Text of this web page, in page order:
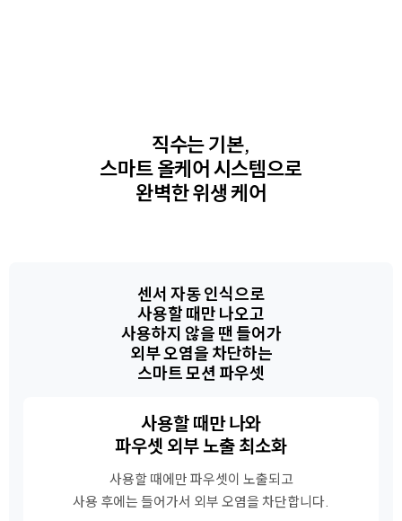
직수는 기본,
스마트 올케어 시스템으로
완벽한 위생 케어
센서 자동 인식으로
사용할 때만 나오고
사용하지 않을 땐 들어가
외부 오염을 차단하는
스마트 모션 파우셋
사용할 때만 나와
파우셋 외부 노출 최소화
사용할 때에만 파우셋이 노출되고
사용 후에는 들어가서 외부 오염을 차단합니다.